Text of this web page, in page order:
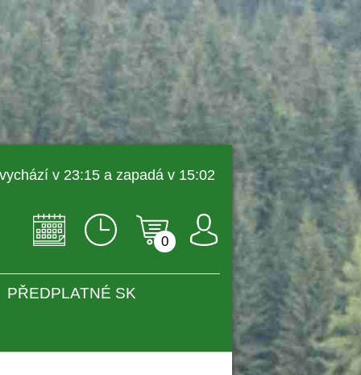
vychází v 23:15 a zapadá v 15:02
0
PŘEDPLATNÉ SK